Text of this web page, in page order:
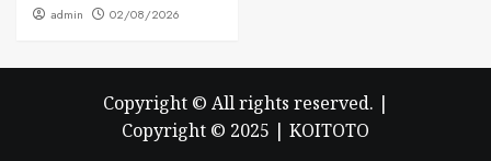
admin 02/08/2026
Copyright © All rights reserved. |
Copyright © 2025 | KOITOTO